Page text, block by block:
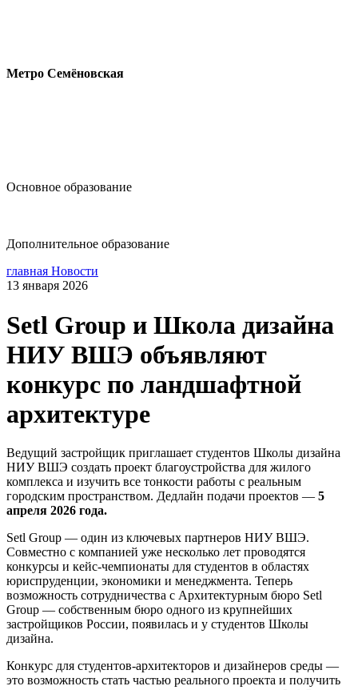
Метро Семёновская
Основное образование
Дополнительное образование
главная Новости
13 января 2026
Setl Group и Школа дизайна
НИУ ВШЭ объявляют
конкурс по ландшафтной
архитектуре
Ведущий застройщик приглашает студентов Школы дизайна
НИУ ВШЭ создать проект благоустройства для жилого
комплекса и изучить все тонкости работы с реальным
городским пространством. Дедлайн подачи проектов — 5
апреля 2026 года.
Setl Group — один из ключевых партнеров НИУ ВШЭ.
Совместно с компанией уже несколько лет проводятся
конкурсы и кейс-чемпионаты для студентов в областях
юриспруденции, экономики и менеджмента. Теперь
возможность сотрудничества с Архитектурным бюро Setl
Group — собственным бюро одного из крупнейших
застройщиков России, появилась и у студентов Школы
дизайна.
Конкурс для студентов-архитекторов и дизайнеров среды —
это возможность стать частью реального проекта и получить